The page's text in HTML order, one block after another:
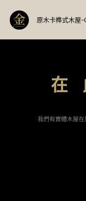
要
原木卡榫式木屋
展售地點
在
我們有實體木屋在